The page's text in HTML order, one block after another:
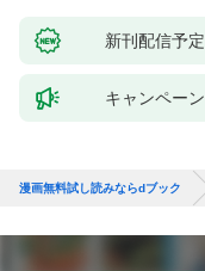
新刊配信予定
キャンペーン
漫画無料試し読みならdブック